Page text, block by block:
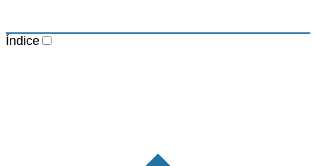
Índice